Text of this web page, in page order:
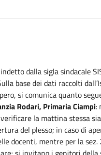
dalla sigla sindacale
base dei dati raccolti
si comunica quanto
Rodari, Primaria Ciampi:
la mattina stessa
del plesso; in caso di
docenti, mentre per la